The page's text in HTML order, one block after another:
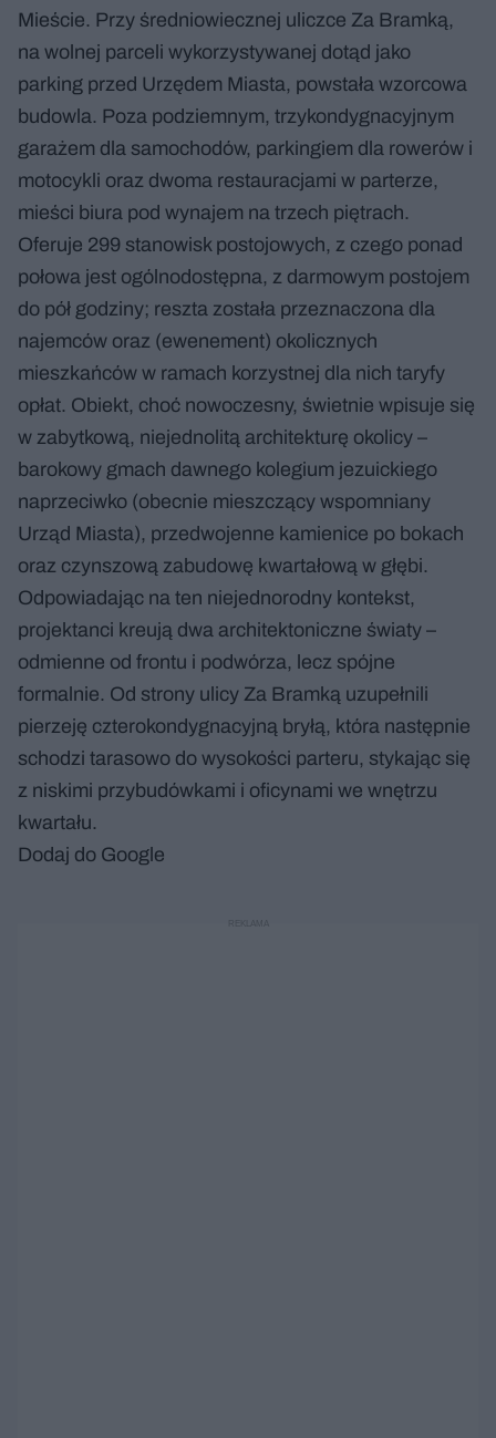
Mieście. Przy średniowiecznej uliczce Za Bramką,
na wolnej parceli wykorzystywanej dotąd jako
parking przed Urzędem Miasta, powstała wzorcowa
budowla. Poza podziemnym, trzykondygnacyjnym
garażem dla samochodów, parkingiem dla rowerów i
motocykli oraz dwoma restauracjami w parterze,
mieści biura pod wynajem na trzech piętrach.
Oferuje 299 stanowisk postojowych, z czego ponad
połowa jest ogólnodostępna, z darmowym postojem
do pół godziny; reszta została przeznaczona dla
najemców oraz (ewenement) okolicznych
mieszkańców w ramach korzystnej dla nich taryfy
opłat. Obiekt, choć nowoczesny, świetnie wpisuje się
w zabytkową, niejednolitą architekturę okolicy –
barokowy gmach dawnego kolegium jezuickiego
naprzeciwko (obecnie mieszczący wspomniany
Urząd Miasta), przedwojenne kamienice po bokach
oraz czynszową zabudowę kwartałową w głębi.
Odpowiadając na ten niejednorodny kontekst,
projektanci kreują dwa architektoniczne światy –
odmienne od frontu i podwórza, lecz spójne
formalnie. Od strony ulicy Za Bramką uzupełnili
pierzeję czterokondygnacyjną bryłą, która następnie
schodzi tarasowo do wysokości parteru, stykając się
z niskimi przybudówkami i oficynami we wnętrzu
kwartału.
Dodaj do Google